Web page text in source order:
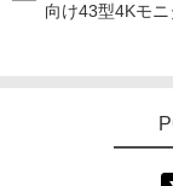
向け43型4Kモニ